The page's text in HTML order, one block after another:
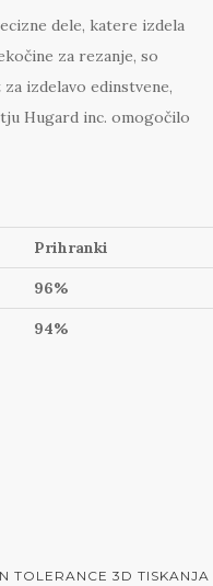
dele, katere izdela
za rezanje, so
izdelavo edinstvene,
Hugard inc. omogočilo
Prihranki
96%
94%
TOLERANCE 3D TISKANJA